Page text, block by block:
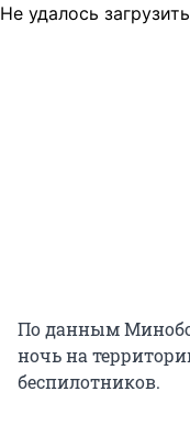
Не удалось
По данным
ночь на
беспилотников.